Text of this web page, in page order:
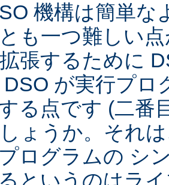
機構は簡単な
も一つ難しい
張するために
DSO が実行プ
る点です (二番
ょうか。それ
ログラムの シ